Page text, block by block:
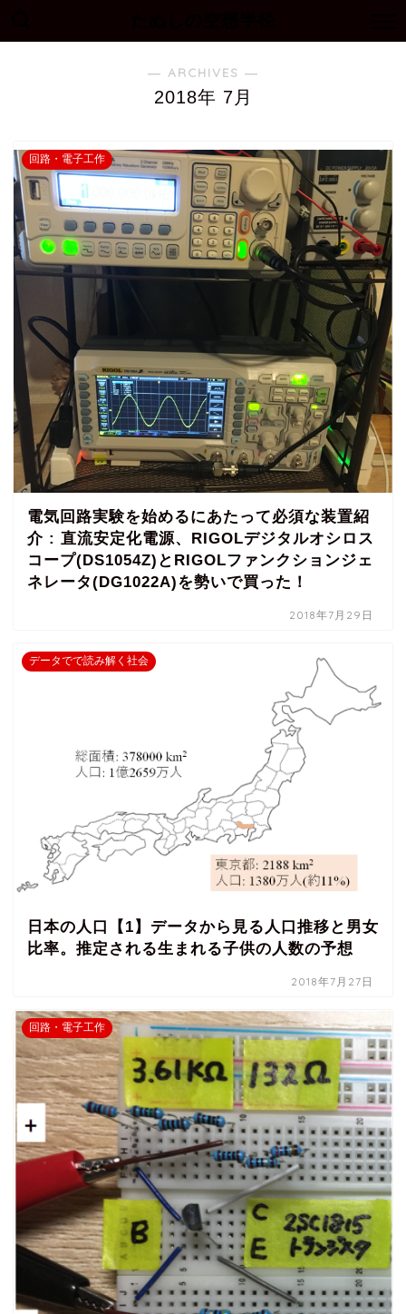
― ARCHIVES ―
2018年 7月
回路・電子工作
電気回路実験を始めるにあたって必須な装置紹
介 : 直流安定化電源、RIGOLデジタルオシロス
コープ(DS1054Z)とRIGOLファンクションジェ
ネレータ(DG1022A)を勢いで買った！
2018年7月29日
データでで読み解く社会
日本の人口【1】データから見る人口推移と男女
比率。推定される生まれる子供の人数の予想
2018年7月27日
回路・電子工作